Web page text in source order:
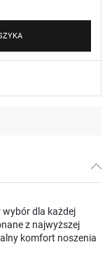
wybór dla każdej
z najwyższej
komfort noszenia